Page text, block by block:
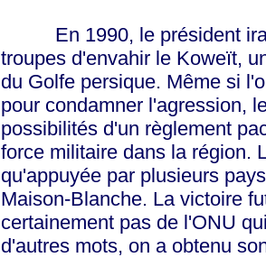
En 1990, le président
troupes d'envahir le Koweït,
du Golfe persique. Même si
pour condamner l'agression,
possibilités d'un règlement
force militaire dans la région.
qu'appuyée par plusieurs
Maison-Blanche. La victoire
certainement pas de l'ONU
d'autres mots, on a obtenu